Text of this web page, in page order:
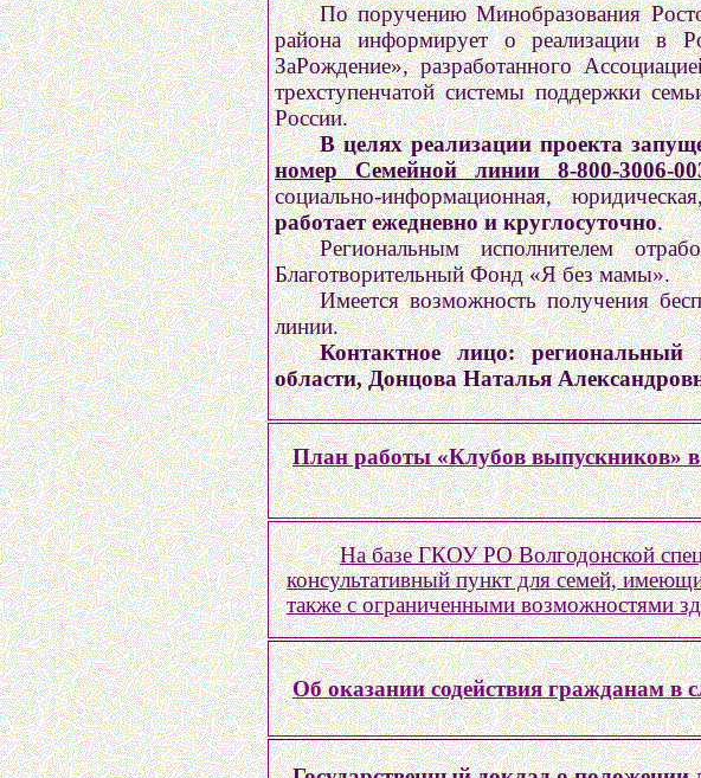
По поручению Минобразования
района информирует о реализации в
ЗаРождение», разработанного
трехступенчатой системы поддержки
России.
В целях реализации проекта
номер Семейной линии 8-800-3006-
социально-информационная,
работает ежедневно и круглосуточно.
Региональным исполнителем
Благотворительный Фонд «Я без мамы».
Имеется возможность получения
линии.
Контактное лицо: региональный
области, Донцова Наталья
План работы «Клубов выпускников»
На базе ГКОУ РО Волгодонской
консультативный пункт для семей,
также с ограниченными возможностями
Об оказании содействия гражданам в